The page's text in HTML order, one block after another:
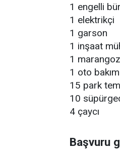
1 engelli
1 elektrikçi
1 garson
1 inşaat
1 marangoz
1 oto bakım
15 park
10
4 çaycı
Başvuru